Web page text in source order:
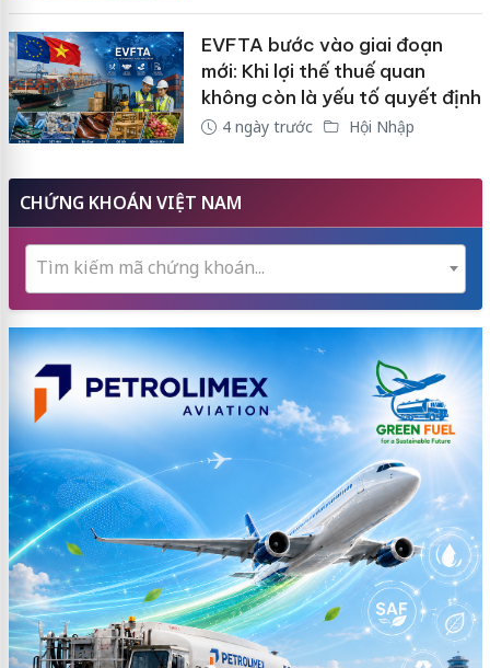
EVFTA bước vào giai đoạn
mới: Khi lợi thế thuế quan
không còn là yếu tố quyết định
4 ngày trước Hội Nhập
CHỨNG KHOÁN VIỆT NAM
Tìm kiếm mã chứng khoán...